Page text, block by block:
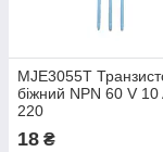
MJE3055T
біжний NPN 60 V 10
220
18 ₴